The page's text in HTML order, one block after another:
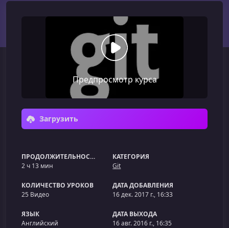
Предпросмотр курса
Загрузить
ПРОДОЛЖИТЕЛЬНОСТЬ
2 ч 13 мин
КАТЕГОРИЯ
Git
КОЛИЧЕСТВО УРОКОВ
25 Видео
ДАТА ДОБАВЛЕНИЯ
16 дек. 2017 г., 16:33
ЯЗЫК
Английский
ДАТА ВЫХОДА
16 авг. 2016 г., 16:35